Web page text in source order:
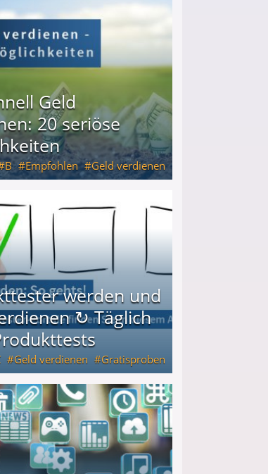
Geld
20 seriöse
B Empfohlen Geld verdienen
werden und
↻ Täglich
Geld verdienen Gratisproben
Produkttests